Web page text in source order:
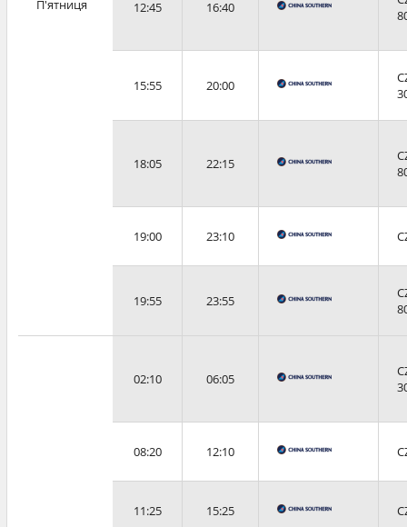
П'ятниця 12:45 16:40
15:55 20:00
18:05 22:15
19:00 23:10
19:55 23:55
02:10 06:05
08:20 12:10
11:25 15:25